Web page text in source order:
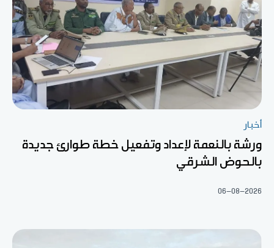
أخبار
ورشة بالنعمة لإعداد وتفعيل خطة طوارئ جديدة
بالحوض الشرقي
06-08-2026